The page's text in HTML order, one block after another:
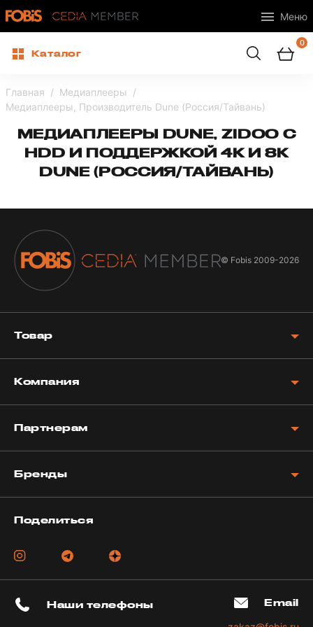
Меню
Каталог
0
Главная
Медиаплееры
Медиаплееры, Производитель Dune (Россия/Тайвань)
МЕДИАПЛЕЕРЫ DUNE, ZIDOO С
HDD И ПОДДЕРЖКОЙ 4K И 8K
DUNE (РОССИЯ/ТАЙВАНЬ)
© Fobis 2009-2026
Товар
Компания
Партнерам
Бренды
Поделиться
Наши телефоны Email